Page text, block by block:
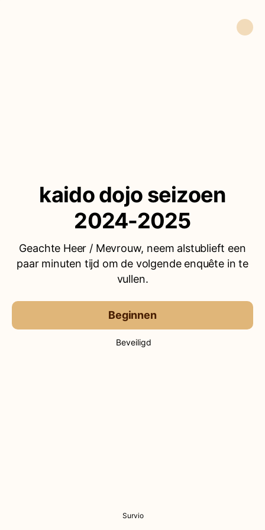
kaido dojo seizoen
2024-2025
Geachte Heer / Mevrouw, neem alstublieft een
paar minuten tijd om de volgende enquête in te
vullen.
Beginnen
Beveiligd
Survio